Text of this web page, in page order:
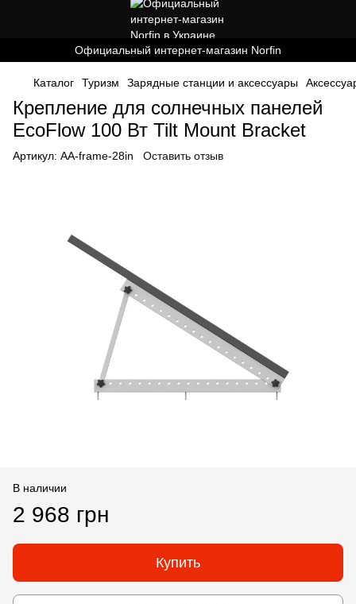
Официальный интернет-магазин Norfin
Каталог Туризм Зарядные станции и аксессуары
Крепление для солнечных панелей
EcoFlow 100 Вт Tilt Mount Bracket
Артикул: AA-frame-28in Оставить отзыв
В наличии
2 968 грн
Купить